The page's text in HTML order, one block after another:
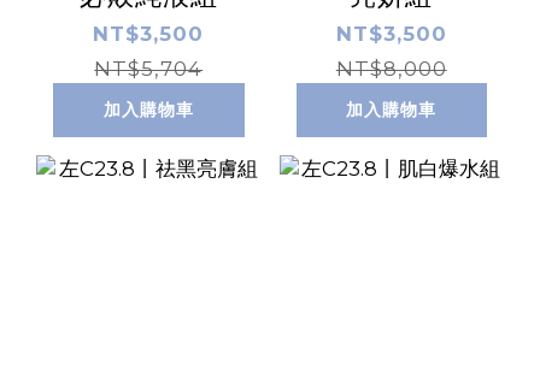
NT$3,500
NT$5,704
加入購物車
NT$3,500
NT$8,000
加入購物車